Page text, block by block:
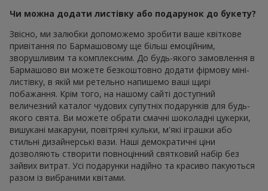
Чи можна додати листівку або подарунок до букету?
Звісно, ми залюбки допоможемо зробити ваше квіткове
привітання по Бармашовому ще більш емоційним,
зворушливим та комплексним. До будь-якого замовлення в
Бармашово ви можете безкоштовно додати фірмову міні-
листівку, в якій ми ретельно напишемо ваші щирі
побажання. Крім того, на нашому сайті доступний
величезний каталог чудових супутніх подарунків для будь-
якого свята. Ви можете обрати смачні шоколадні цукерки,
вишукані макаруни, повітряні кульки, м'які іграшки або
стильні дизайнерські вази. Наші демократичні ціни
дозволяють створити повноцінний святковий набір без
зайвих витрат. Усі подарунки надійно та красиво пакуються
разом із вибраними квітами.